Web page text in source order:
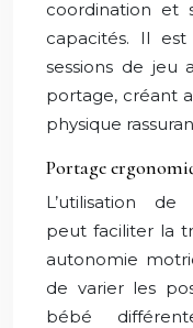
coordination et
capacités. Il
sessions de jeu
portage, créant
physique
Portage
L’utilisation
peut faciliter la
autonomie
de varier les
bébé